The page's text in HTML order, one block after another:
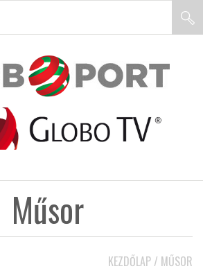
Műsor
KEZDŐLAP / MŰSOR